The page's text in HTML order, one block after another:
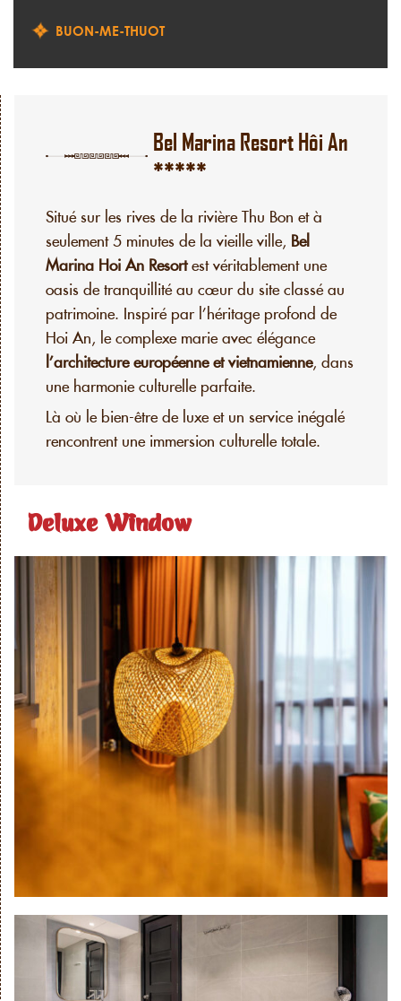
BUON-ME-THUOT
Bel Marina Resort Hôi An
*****
Situé sur les rives de la rivière Thu Bon et à
seulement 5 minutes de la vieille ville, Bel
Marina Hoi An Resortest véritablement une
oasis de tranquillité au cœur du site classé au
patrimoine. Inspiré par l’héritage profond de
Hoi An, le complexe marie avec élégance
l’architecture européenne et vietnamienne, dans
une harmonie culturelle parfaite.
Là où le bien-être de luxe et un service inégalé
rencontrent une immersion culturelle totale.
Deluxe Window